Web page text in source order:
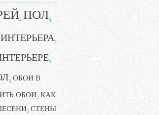
4 ПОЛ4
3
3
3 ОБОИ В
ОБОИ2 КАК
2 СТЕНЫ